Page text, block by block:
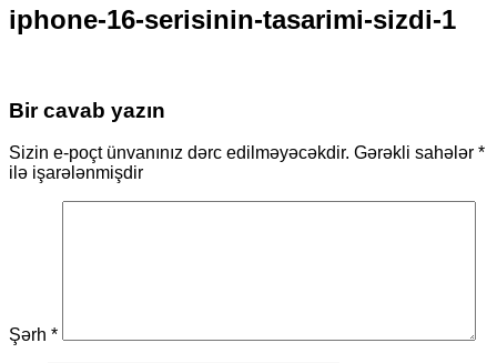
iphone-16-serisinin-tasarimi-sizdi-1
Bir cavab yazın
Sizin e-poçt ünvanınız dərc edilməyəcəkdir. Gərəkli sahələr *
ilə işarələnmişdir
Şərh *